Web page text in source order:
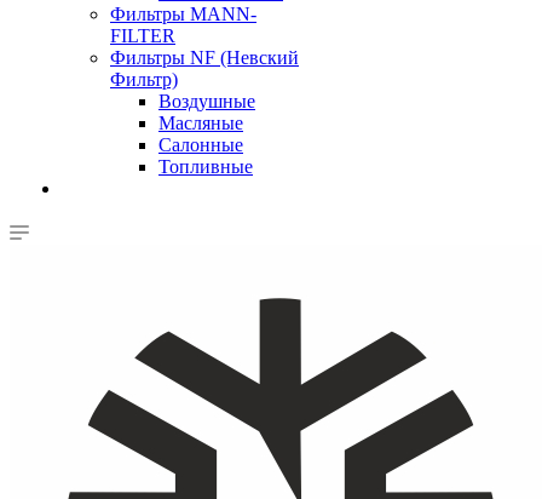
Фильтры MANN-
FILTER
Фильтры NF (Невский
Фильтр)
Воздушные
Масляные
Салонные
Топливные